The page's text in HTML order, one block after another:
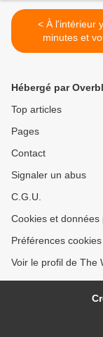
< À l'intérieur y a 30
minutes et
Hébergé par
Top articles
Pages
Contact
Signaler un abus
C.G.U.
Cookies et données
Préférences cookies
Voir le profil de The